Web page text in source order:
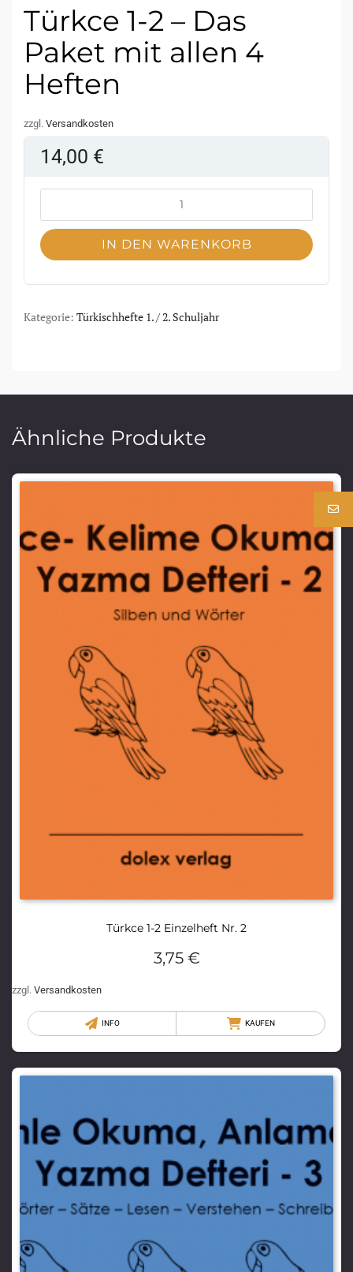
Türkce 1-2 – Das
Paket mit allen 4
Heften
zzgl. Versandkosten
14,00 €
IN DEN WARENKORB
Kategorie: Türkischhefte 1. / 2. Schuljahr
Ähnliche Produkte
Türkce 1-2 Einzelheft Nr. 2
3,75 €
zzgl. Versandkosten
INFO KAUFEN